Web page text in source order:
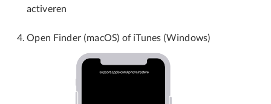
activeren
Open Finder (macOS) of iTunes (Windows)